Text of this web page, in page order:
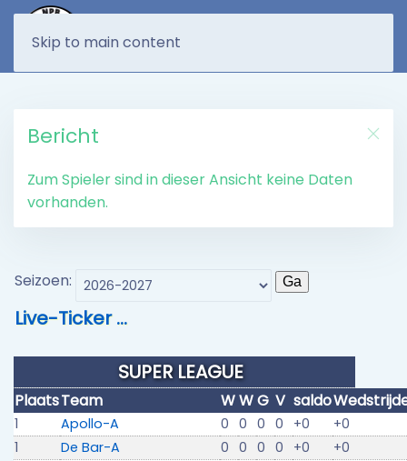
Skip to main content
Bericht
Zum Spieler sind in dieser Ansicht keine Daten
vorhanden.
Seizoen:
Live-Ticker …
SUPER LEAGUE
PlaatsTeam WWG V saldo
1 Apollo-A 0 0 0 0 +0
+0
1
De Bar-A 0 0 0 0 +0
+0